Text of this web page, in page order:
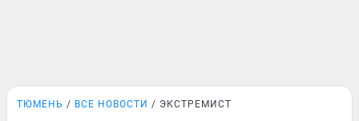
ТЮМЕНЬ ВСЕ НОВОСТИ ЭКСТРЕМИСТ